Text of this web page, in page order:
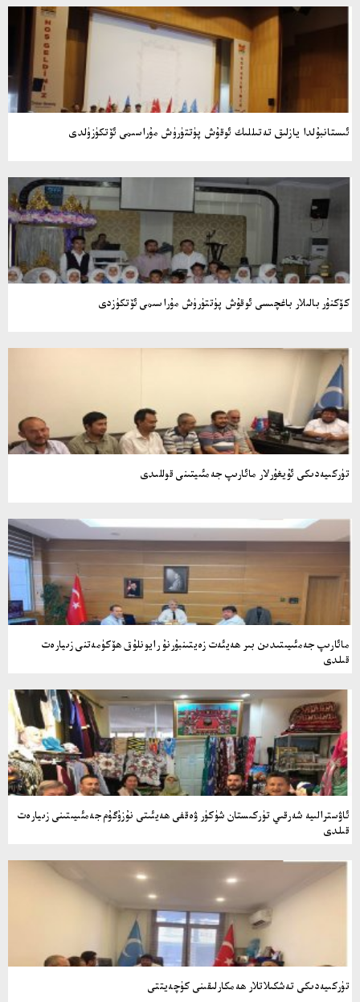
ئىستانبۇلدا يازلىق تەتىللىك ئوقۇش پۈتتۈرۈش مۇراسىمى ئۆتكۈزۈلدى
كۆكنۇر بالىلار باغچىسى ئوقۇش پۈتتۈرۈش مۇراسىمى ئۆتكۈزدى
تۈركىيەدىكى ئۇيغۇرلار مائارىپ جەمئىيتىنى قوللىدى
مائارىپ جەمئىيىتىدىن بىر ھەيئەت زەيتىنبۇرنۇ رايونلۇق ھۆكۈمەتنى زىيارەت
قىلدى
ئاۋسترالىيە شەرقىي تۈركىستان شۈكۈر ۋەقفى ھەيئىتى نۇزۇگۇم جەمئىيىتىنى زىيارەت
قىلدى
تۈركىيەدىكى تەشكىلاتلار ھەمكارلىقىنى كۈچەيتتى